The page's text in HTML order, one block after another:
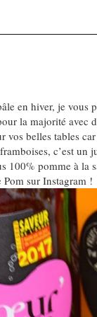
en hiver, je
la majorité
vos belles tables
c’est
100% pomme à la
sur Instagram !